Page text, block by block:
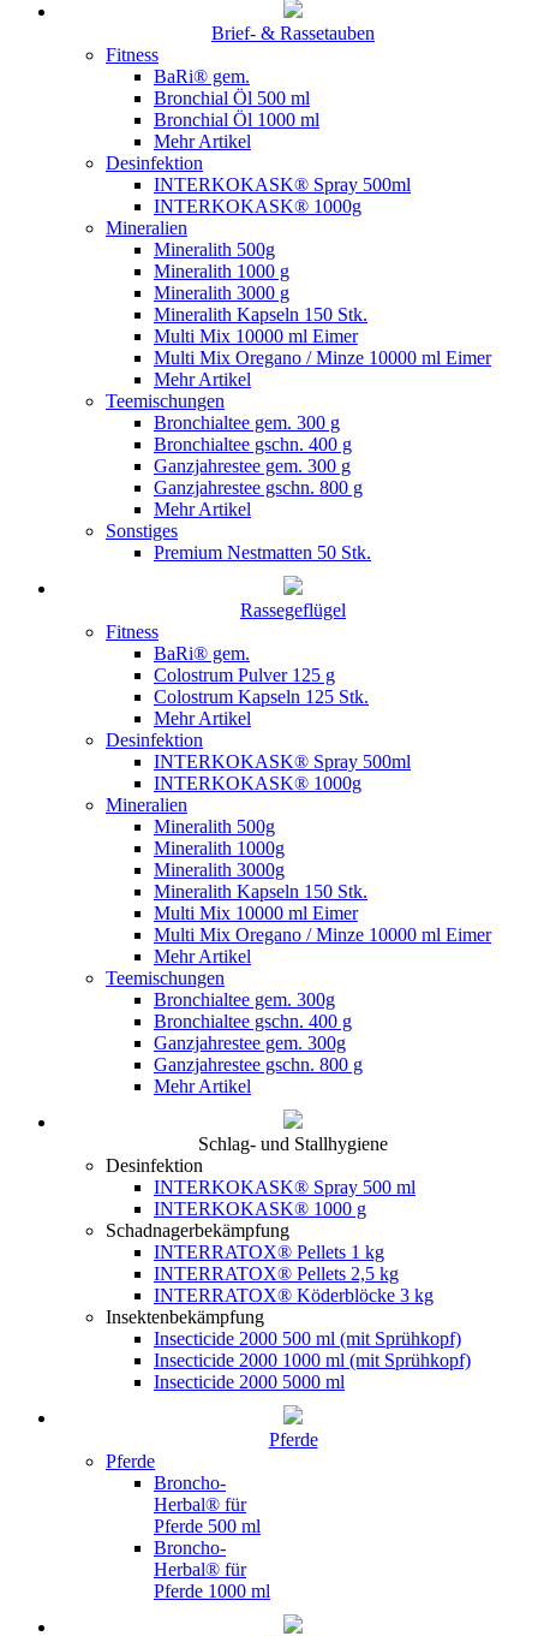
Brief- & Rassetauben
Fitness
BaRi® gem.
Bronchial Öl 500 ml
Bronchial Öl 1000 ml
Mehr Artikel
Desinfektion
INTERKOKASK® Spray 500ml
INTERKOKASK® 1000g
Mineralien
Mineralith 500g
Mineralith 1000 g
Mineralith 3000 g
Mineralith Kapseln 150 Stk.
Multi Mix 10000 ml Eimer
Multi Mix Oregano / Minze 10000 ml Eimer
Mehr Artikel
Teemischungen
Bronchialtee gem. 300 g
Bronchialtee gschn. 400 g
Ganzjahrestee gem. 300 g
Ganzjahrestee gschn. 800 g
Mehr Artikel
Sonstiges
Premium Nestmatten 50 Stk.
Rassegeflügel
Fitness
BaRi® gem.
Colostrum Pulver 125 g
Colostrum Kapseln 125 Stk.
Mehr Artikel
Desinfektion
INTERKOKASK® Spray 500ml
INTERKOKASK® 1000g
Mineralien
Mineralith 500g
Mineralith 1000g
Mineralith 3000g
Mineralith Kapseln 150 Stk.
Multi Mix 10000 ml Eimer
Multi Mix Oregano / Minze 10000 ml Eimer
Mehr Artikel
Teemischungen
Bronchialtee gem. 300g
Bronchialtee gschn. 400 g
Ganzjahrestee gem. 300g
Ganzjahrestee gschn. 800 g
Mehr Artikel
Schlag- und Stallhygiene
Desinfektion
INTERKOKASK® Spray 500 ml
INTERKOKASK® 1000 g
Schadnagerbekämpfung
INTERRATOX® Pellets 1 kg
INTERRATOX® Pellets 2,5 kg
INTERRATOX® Köderblöcke 3 kg
Insektenbekämpfung
Insecticide 2000 500 ml (mit Sprühkopf)
Insecticide 2000 1000 ml (mit Sprühkopf)
Insecticide 2000 5000 ml
Pferde
Pferde
Broncho-
Herbal® für
Pferde 500 ml
Broncho-
Herbal® für
Pferde 1000 ml